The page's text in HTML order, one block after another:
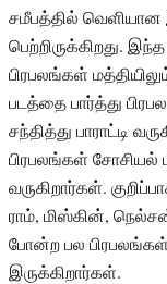
சமீபத்தில் வெளியான
பெற்றிருக்கிறது.
பிரபலங்கள்
படத்தை பார்த்து
சந்தித்து பாராட்டி
பிரபலங்கள் சோசியல்
வருகிறார்கள்.
ராம், மிஸ்கின்,
போன்ற பல பிரபலங்கள்
இருக்கிறார்கள்.